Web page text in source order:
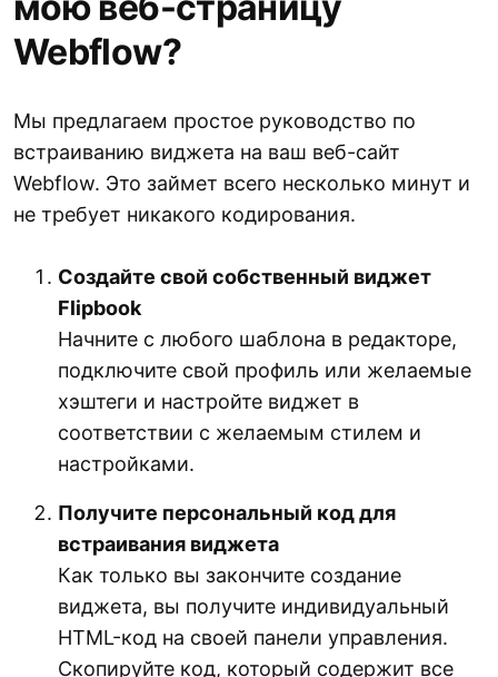
Webflow?
Мы предлагаем простое руководство по
встраиванию виджета на ваш веб-сайт
Webflow. Это займет всего несколько минут и
не требует никакого кодирования.
Создайте свой собственный виджет
Flipbook
Начните с любого шаблона в редакторе,
подключите свой профиль или желаемые
хэштеги и настройте виджет в
соответствии с желаемым стилем и
настройками.
Получите персональный код для
встраивания виджета
Как только вы закончите создание
виджета, вы получите индивидуальный
HTML-код на своей панели управления.
Скопируйте код, который содержит все